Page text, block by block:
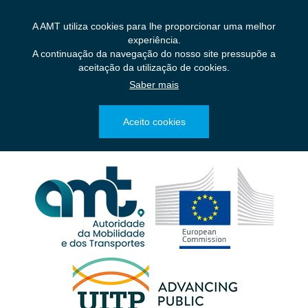
A AMT utiliza cookies para lhe proporcionar uma melhor
experiência.
A continuação da navegação do nosso site pressupõe a
aceitação da utilização de cookies.
Saber mais
Aceito cookies